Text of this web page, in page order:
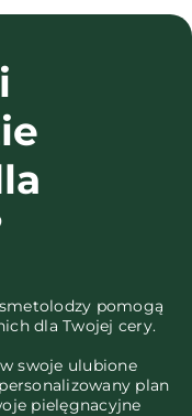
pomogą
dla Twojej cery.
swoje ulubione
plan
pielęgnacyjne